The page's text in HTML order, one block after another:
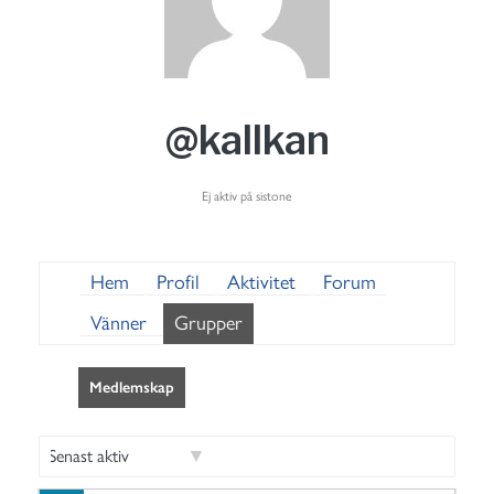
@kallkan
Ej aktiv på sistone
Hem Profil Aktivitet
Forum
Vänner
Grupper
Medlemskap